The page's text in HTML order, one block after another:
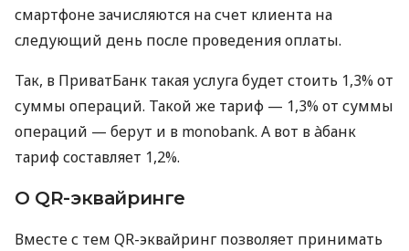
смартфоне зачисляются на счет клиента на
следующий день после проведения оплаты.
Так, в ПриватБанк такая услуга будет стоить 1,3% от
суммы операций. Такой же тариф — 1,3% от суммы
операций — берут и в monobank. А вот в àбанк
тариф составляет 1,2%.
О QR-эквайринге
Вместе с тем QR-эквайринг позволяет принимать